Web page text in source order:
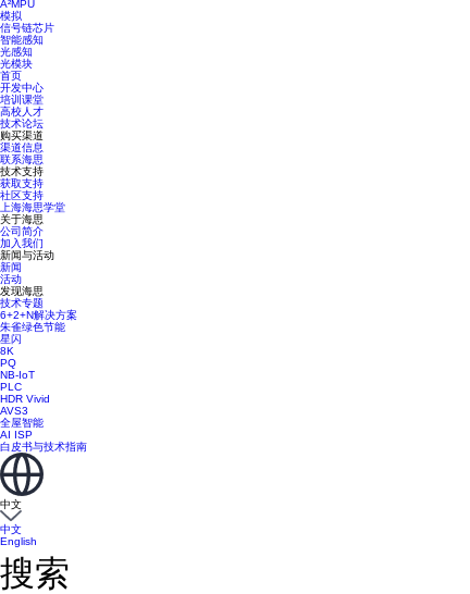
A²MPU
模拟
信号链芯片
智能感知
光感知
光模块
首页
开发中心
培训课堂
高校人才
技术论坛
购买渠道
渠道信息
联系海思
技术支持
获取支持
社区支持
上海海思学堂
关于海思
公司简介
加入我们
新闻与活动
新闻
活动
发现海思
技术专题
6+2+N解决方案
朱雀绿色节能
星闪
8K
PQ
NB-IoT
PLC
HDR Vivid
AVS3
全屋智能
AI ISP
白皮书与技术指南
中文
中文
English
搜索